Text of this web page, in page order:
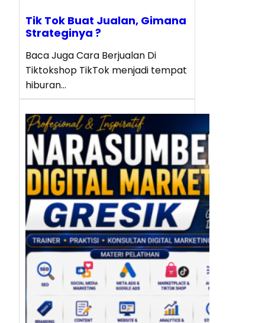
Tik Tok Buat Jualan, Gimana
Strateginya ?
Baca Juga Cara Berjualan Di
Tiktokshop TikTok menjadi tempat
hiburan…